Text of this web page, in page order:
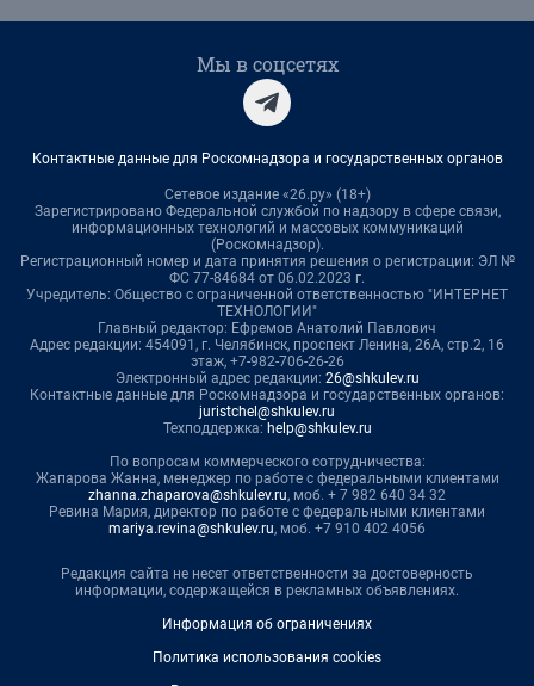
Мы в соцсетях
Контактные данные для Роскомнадзора и государственных органов
Сетевое издание «26.ру» (18+)
Зарегистрировано Федеральной службой по надзору в сфере связи,
информационных технологий и массовых коммуникаций
(Роскомнадзор).
Регистрационный номер и дата принятия решения о регистрации: ЭЛ №
ФС 77-84684 от 06.02.2023 г.
Учредитель: Общество с ограниченной ответственностью "ИНТЕРНЕТ
ТЕХНОЛОГИИ"
Главный редактор: Ефремов Анатолий Павлович
Адрес редакции: 454091, г. Челябинск, проспект Ленина, 26А, стр.2, 16
этаж, +7-982-706-26-26
Электронный адрес редакции: 26@shkulev.ru
Контактные данные для Роскомнадзора и государственных органов:
juristchel@shkulev.ru
Техподдержка: help@shkulev.ru
По вопросам коммерческого сотрудничества:
Жапарова Жанна, менеджер по работе с федеральными клиентами
zhanna.zhaparova@shkulev.ru, моб. + 7 982 640 34 32
Ревина Мария, директор по работе с федеральными клиентами
mariya.revina@shkulev.ru, моб. +7 910 402 4056
Редакция сайта не несет ответственности за достоверность
информации, содержащейся в рекламных объявлениях.
Информация об ограничениях
Политика использования cookies